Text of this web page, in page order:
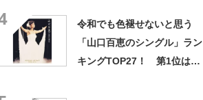
令和でも色褪せないと思う
「山口百恵のシングル」ラン
キングTOP27！ 第1位は